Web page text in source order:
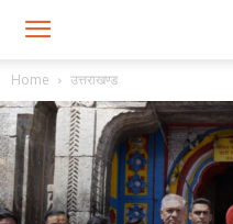
Home उत्तराखण्ड